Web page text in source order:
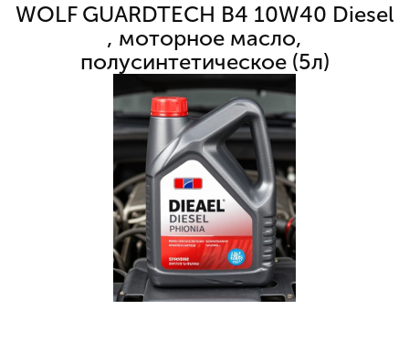
WOLF GUARDTECH B4 10W40 Diesel
, моторное масло,
полусинтетическое (5л)